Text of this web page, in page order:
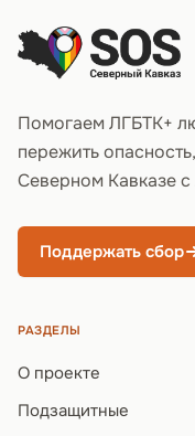
Помогаем ЛГБТК+
пережить
Северном Кавказе с
Поддержать сбор
РАЗДЕЛЫ
О проекте
Подзащитные